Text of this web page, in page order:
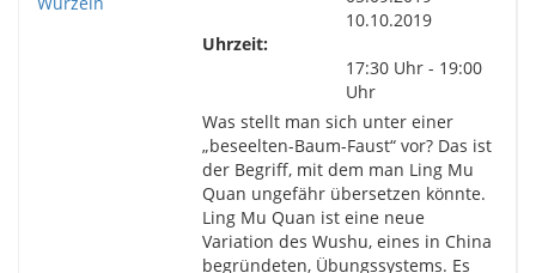
10.10.2019
Uhrzeit:
17:30 Uhr - 19:00
Uhr
Was stellt man sich unter einer
„beseelten-Baum-Faust“ vor? Das ist
der Begriff, mit dem man Ling Mu
Quan ungefähr übersetzen könnte.
Ling Mu Quan ist eine neue
Variation des Wushu, eines in China
begründeten, Übungssystems. Es